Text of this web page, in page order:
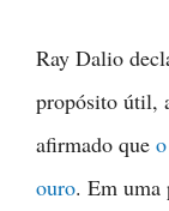
Ray Dalio
propósito útil,
afirmado que
ouro. Em